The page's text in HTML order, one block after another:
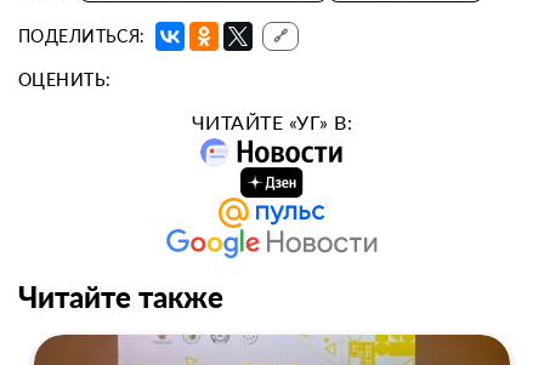
ПОДЕЛИТЬСЯ: 🔗
ОЦЕНИТЬ:
ЧИТАЙТЕ «УГ» В:
Читайте также